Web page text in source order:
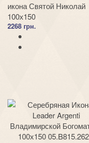
икона Святой Николай
100х150
2268 грн.